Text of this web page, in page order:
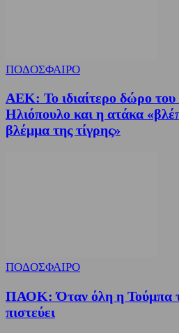
ΠΟΔΟΣΦΑΙΡΟ
ΑΕΚ: Το ιδιαίτερο δώρο
Ηλιόπουλο και η ατάκα
βλέμμα της τίγρης»
ΠΟΔΟΣΦΑΙΡΟ
ΠΑΟΚ: Όταν όλη η Τούμπα
πιστεύει